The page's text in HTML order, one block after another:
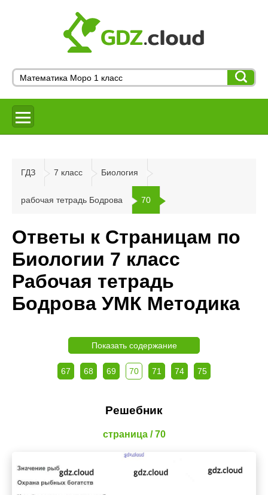
ГДЗ 7 класс Биология
рабочая тетрадь Бодрова 70
Ответы к Страницам по
Биологии 7 класс
Рабочая тетрадь
Бодрова УМК Методика
Показать содержание
67 68 69 70 71 74 75
Решебник
страница / 70